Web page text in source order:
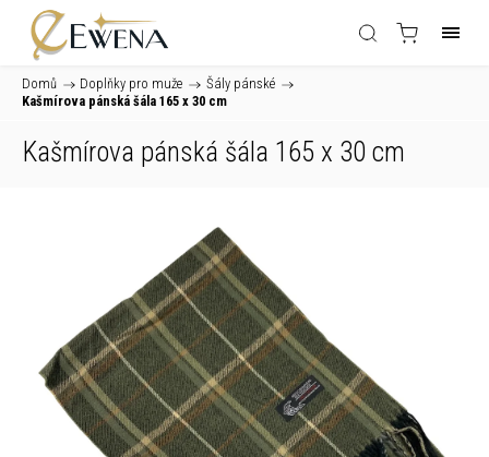
Domů / Doplňky pro muže / Šály pánské /
Kašmírova pánská šála 165 x 30 cm
Kašmírova pánská šála 165 x 30 cm